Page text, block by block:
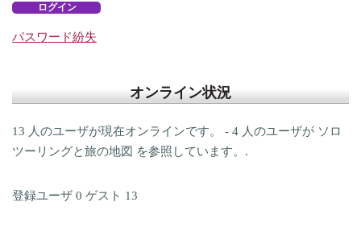
ログイン
パスワード紛失
オンライン状況
13 人のユーザが現在オンラインです。 - 4 人のユーザが ソロ
ツーリングと旅の地図 を参照しています。.
登録ユーザ 0 ゲスト 13